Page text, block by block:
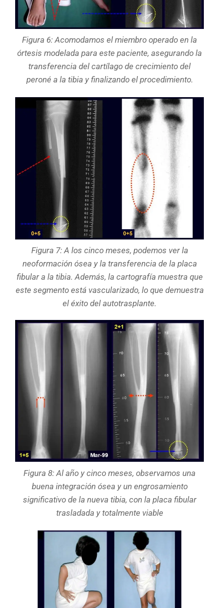
Figura 6: Acomodamos el miembro operado en la
órtesis modelada para este paciente, asegurando la
transferencia del cartílago de crecimiento del
peroné a la tibia y finalizando el procedimiento.
Figura 7: A los cinco meses, podemos ver la
neoformación ósea y la transferencia de la placa
fibular a la tibia. Además, la cartografía muestra que
este segmento está vascularizado, lo que demuestra
el éxito del autotrasplante.
Figura 8: Al año y cinco meses, observamos una
buena integración ósea y un engrosamiento
significativo de la nueva tibia, con la placa fibular
trasladada y totalmente viable